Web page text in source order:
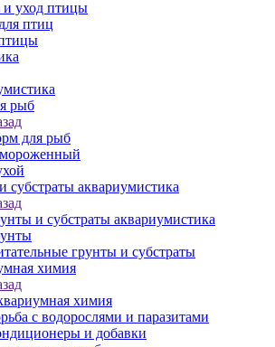
и уход птицы
птиц
рыб
для рыб
субстраты аквариумистика
и субстраты аквариумистика
грунты и субстраты
химия
химия
с водорослями и паразитами
и добавки